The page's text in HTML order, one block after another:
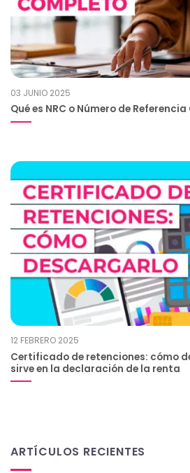
03 JUNIO 2025
Qué es NRC o Número de
12 FEBRERO 2025
Certificado de retenciones: cómo
sirve en la declaración de la renta
ARTÍCULOS RECIENTES